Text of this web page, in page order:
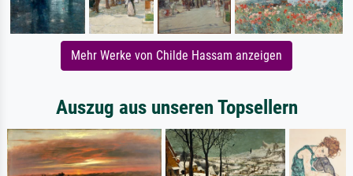
Mehr Werke von Childe Hassam anzeigen
Auszug aus unseren Topsellern